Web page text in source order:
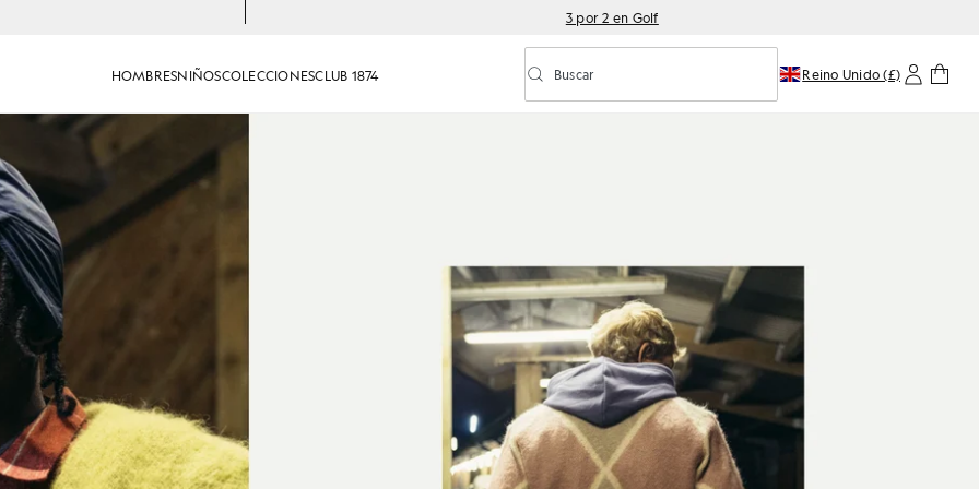
3 por 2 en Golf
HOMBRESNIÑOSCOLECCIONESCLUB 1874 Activar/desactivar la búsqueda predictiva
Buscar Reino Unido (£)